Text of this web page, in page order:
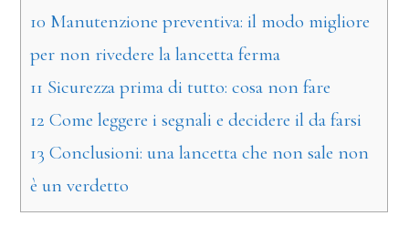
10 Manutenzione preventiva: il modo migliore
per non rivedere la lancetta ferma
11 Sicurezza prima di tutto: cosa non fare
12 Come leggere i segnali e decidere il da farsi
13 Conclusioni: una lancetta che non sale non
è un verdetto